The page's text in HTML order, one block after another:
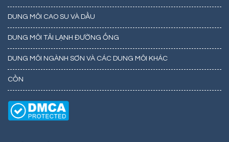
DUNG MÔI CAO SU VÀ DẦU
DUNG MÔI TẢI LẠNH ĐƯỜNG ỐNG
DUNG MÔI NGÀNH SƠN VÀ CÁC DUNG MÔI KHÁC
CỒN